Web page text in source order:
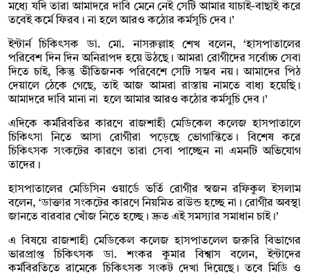
মধ্যে যদি তারা আমাদরে দাবি মেনে নেই সেটি আমার যাচাই-বাছাই করে
তবেই কর্মে ফিরব। না হলে আরও কঠোর কর্মসূচি দেব।’
ইন্টার্ন চিকিৎসক ডা. মো. নাসরুল্লাহ শেখ বলেন, ‘হাসপাতালের
পরিবেশ দিন দিন অনিরাপদ হয়ে উঠছে। আমরা রোগীদের সর্বোচ্চ সেবা
দিতে চাই, কিন্তু ভীতিজনক পরিবেশে সেটি সম্ভব নয়। আমাদের পিঠ
দেয়ালে ঠেকে গেছে, তাই আজ আমরা রাস্তায় নামতে বাধ্য হয়েছি।
আমাদরে দাবি মানা না হলে আমার আরও কঠোর কর্মসুচি দেব।’
এদিকে কর্মরিবতির কারণে রাজশাহী মেডিকেল কলেজ হাসপাতালে
চিকিৎসা নিতে আসা রোগীরা পড়েছে ভোগান্তিতে। বিশেষ করে
চিকিৎসক সংকটের কারণে তারা সেবা পাচ্ছেন না এমনটি অভিযোগ
তাদের।
হাসপাতালের মেডিসিন ওয়ার্ডে ভর্তি রোগীর স্বজন রফিকুল ইসলাম
বলেন, ‘ডাক্তার সংকটের কারণে নিয়মিত রাউন্ড হচ্ছে না। রোগীর অবস্থা
জানতে বারবার খোঁজ নিতে হচ্ছে। দ্রুত এই সমস্যার সমাধান চাই।’
এ বিষয়ে রাজশাহী মেডিকেল কলেজ হাসপাতলেল জরুরি বিভাগের
ভারপ্রাপ্ত চিকিৎসক ডা. শংকর কুমার বিশ্বাস বলেন, ইন্টাদের
কর্মবিরতিতে রামেকে চিকিৎসক সংকট দেখা দিয়েছে। তবে মিডি ও